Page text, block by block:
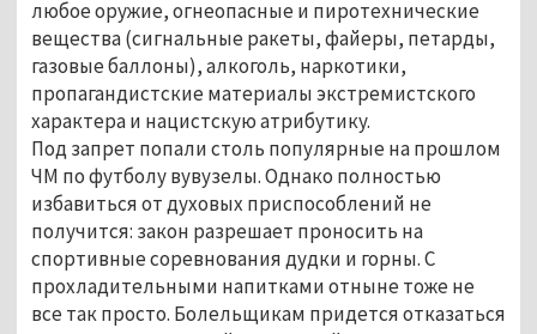
любое оружие, огнеопасные и пиротехнические
вещества (сигнальные ракеты, файеры, петарды,
газовые баллоны), алкоголь, наркотики,
пропагандистские материалы экстремистского
характера и нацистскую атрибутику.
Под запрет попали столь популярные на прошлом
ЧМ по футболу вувузелы. Однако полностью
избавиться от духовых приспособлений не
получится: закон разрешает проносить на
спортивные соревнования дудки и горны. С
прохладительными напитками отныне тоже не
все так просто. Болельщикам придется отказаться